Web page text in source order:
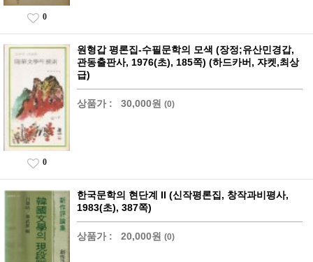
0
원형갑 평론집-수필문학의 모색 (장정;유산민경갑,
관동출판사, 1976(초), 185쪽) (하드카버, 쟈켓,최상
급)
상품가 : 30,000원 (0)
0
한국문학의 현단계 II (신작평론집, 창작과비평사,
1983(초), 387쪽)
상품가 : 20,000원 (0)